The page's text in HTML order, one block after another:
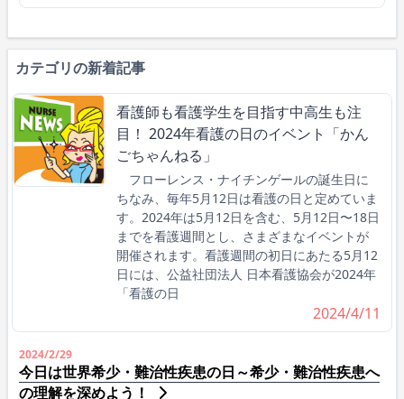
カテゴリの新着記事
看護師も看護学生を目指す中高生も注
目！ 2024年看護の日のイベント「かん
ごちゃんねる」
フローレンス・ナイチンゲールの誕生日に
ちなみ、毎年5月12日は看護の日と定めていま
す。2024年は5月12日を含む、5月12日〜18日
までを看護週間とし、さまざまなイベントが
開催されます。看護週間の初日にあたる5月12
日には、公益社団法人 日本看護協会が2024年
「看護の日
2024/4/11
2024/2/29
今日は世界希少・難治性疾患の日～希少・難治性疾患へ
の理解を深めよう！